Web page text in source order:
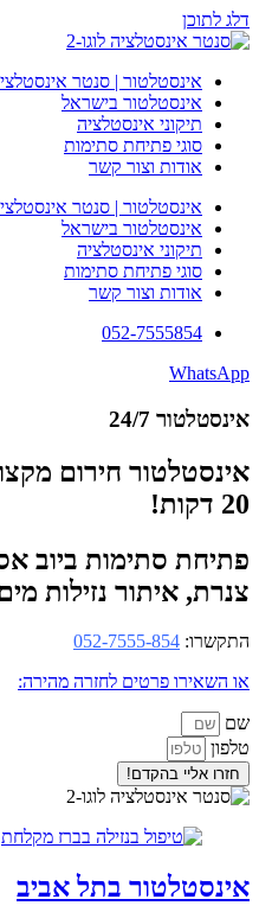
דלג לתוכן
אינסטלטור | סנטר
אינסטלטור בישראל
תיקוני אינסטלציה
סוגי פתיחת סתימות
אודות וצור קשר
אינסטלטור | סנטר
אינסטלטור בישראל
תיקוני אינסטלציה
סוגי פתיחת סתימות
אודות וצור קשר
052-7555854
WhatsApp
אינסטלטור 24/7
אינסטלטור חירום
20 דקות!
פתיחת סתימות ביוב
צנרת, איתור נזילות
התקשרו: 052-7555-854
או השאירו פרטים לחזרה מהירה:
שם
טלפון
חזרו אליי בהקדם!
אינסטלטור בתל אביב